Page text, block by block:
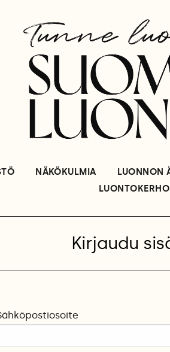
NÄKÖKULMIA LUONNON
LUONTOKERHO
Kirjaudu